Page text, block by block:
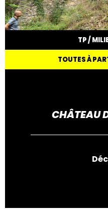
TP /
TOUTES À
CHÂTEAU